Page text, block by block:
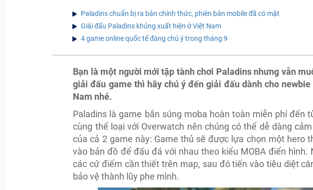
Paladins chuẩn bị ra bản chính thức, phiên bản mobile đã có mặt
Giải đấu Paladins khủng xuất hiện ở Việt Nam
4 game online quốc tế đáng chú ý trong tháng 9
Bạn là một người mới tập tành chơi Paladins nhưng vẫn
giải đấu game thì hãy chú ý đến giải đấu dành cho
Nam nhé.
Paladins là game bắn súng moba hoàn toàn miễn phí đến
cùng thể loại với Overwatch nên chúng có thể dễ dàng
của cả 2 game này: Game thủ sẽ được lựa chọn một hero
vào bản đồ để đấu đá với nhau theo kiểu MOBA điển
các cứ điểm cần thiết trên map, sau đó tiến vào tiêu diệt
bảo vệ thành lũy phe mình.